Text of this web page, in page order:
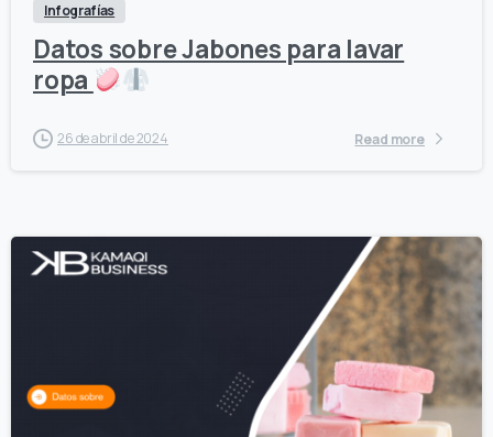
Infografías
Datos sobre Jabones para lavar
ropa
26 de abril de 2024 Read more